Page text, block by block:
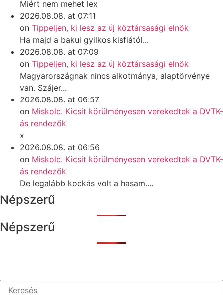
Miért nem mehet lex
2026.08.08. at 07:11
on Tippeljen, ki lesz az új köztársasági elnök
Ha majd a bakui gyilkos kisfiától...
2026.08.08. at 07:09
on Tippeljen, ki lesz az új köztársasági elnök
Magyarországnak nincs alkotmánya, alaptörvénye
van. Szájer...
2026.08.08. at 06:57
on Miskolc. Kicsit körülményesen verekedtek a DVTK-
ás rendezők
x
2026.08.08. at 06:56
on Miskolc. Kicsit körülményesen verekedtek a DVTK-
ás rendezők
De legalább kockás volt a hasam....
Népszerű
Népszerű